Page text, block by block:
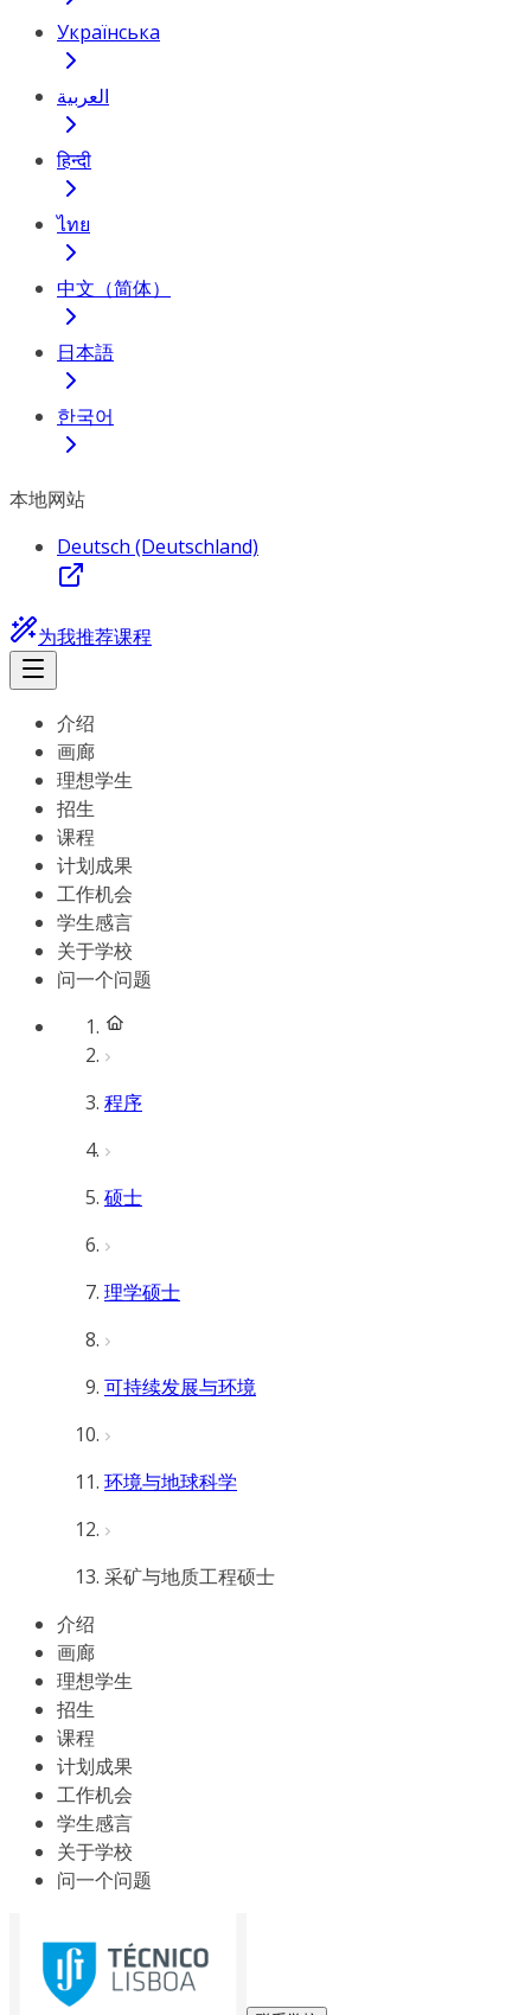
Українська
العربية
हिन्दी
ไทย
中文（简体）
日本語
한국어
本地网站
Deutsch (Deutschland)
为我推荐课程
介绍
画廊
理想学生
招生
课程
计划成果
工作机会
学生感言
关于学校
问一个问题
程序
硕士
理学硕士
可持续发展与环境
环境与地球科学
采矿与地质工程硕士
介绍
画廊
理想学生
招生
课程
计划成果
工作机会
学生感言
关于学校
问一个问题